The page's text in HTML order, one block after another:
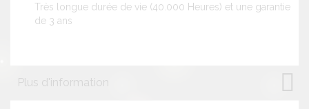
Très longue durée de vie (40.000 Heures) et une garantie
de 3 ans
Plus d'information